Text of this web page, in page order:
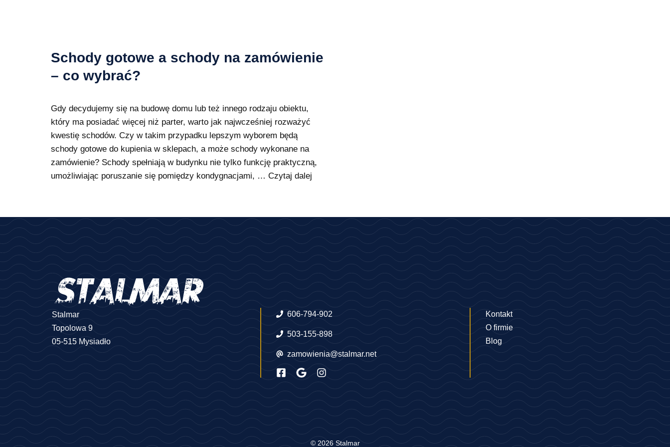
Schody gotowe a schody na zamówienie
– co wybrać?
Gdy decydujemy się na budowę domu lub też innego rodzaju obiektu,
który ma posiadać więcej niż parter, warto jak najwcześniej rozważyć
kwestię schodów. Czy w takim przypadku lepszym wyborem będą
schody gotowe do kupienia w sklepach, a może schody wykonane na
zamówienie? Schody spełniają w budynku nie tylko funkcję praktyczną,
umożliwiając poruszanie się pomiędzy kondygnacjami, … Czytaj dalej
Stalmar
Topolowa 9
05-515 Mysiadło
606-794-902
503-155-898
zamowienia@stalmar.net
Kontakt
O firmie
Blog
© 2026 Stalmar